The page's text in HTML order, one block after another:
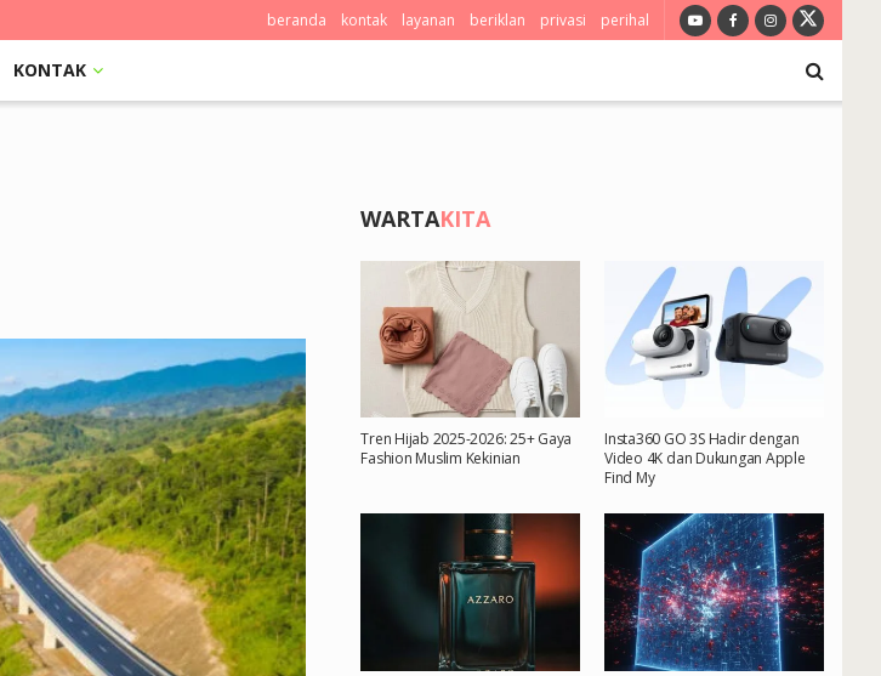
beranda kontak layanan beriklan privasi perihal
KONTAK
WARTAKITA
Tren Hijab 2025-2026: 25+ Gaya
Fashion Muslim Kekinian
Insta360 GO 3S Hadir dengan
Video 4K dan Dukungan Apple
Find My